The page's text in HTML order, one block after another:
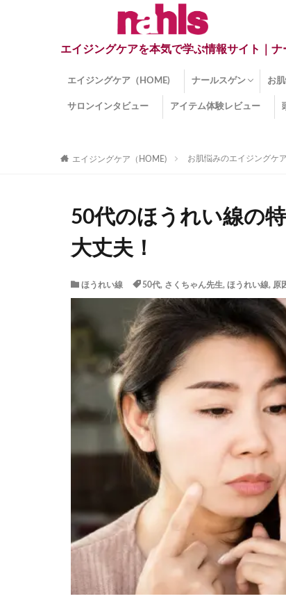
エイジングケアを本気で学ぶ情報サイト｜
エイジングケア（HOME) ナールスゲン
ナールスゲンとは？
ナールスゲン関連成分
お
イ
く
目
しみ
しわ
顔
ほ
毛穴
手
乾
敏
紫
薄毛
そ
サロンインタビュー アイテム体験レビュー
エイジングケア（HOME) お肌悩みのエイジングケ
50代のほうれい線の
大丈夫！
ほうれい線 50代, さくちゃん先生, ほうれい線, 原